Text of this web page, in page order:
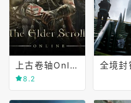
上古卷轴Online(The Elder Scrolls Online)
8.2